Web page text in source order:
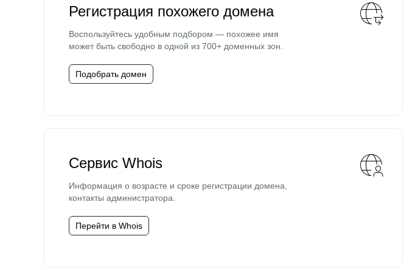
Регистрация похожего домена
Воспользуйтесь удобным подбором — похожее имя
может быть свободно в одной из 700+ доменных зон.
Подобрать домен
Сервис Whois
Информация о возрасте и сроке регистрации домена,
контакты администратора.
Перейти в Whois